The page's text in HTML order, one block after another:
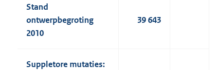
Stand
ontwerpbegroting
2010
39 643
Suppletore mutaties: